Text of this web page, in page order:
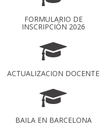
FORMULARIO DE
INSCRIPCIÓN 2026
ACTUALIZACION DOCENTE
BAILA EN BARCELONA